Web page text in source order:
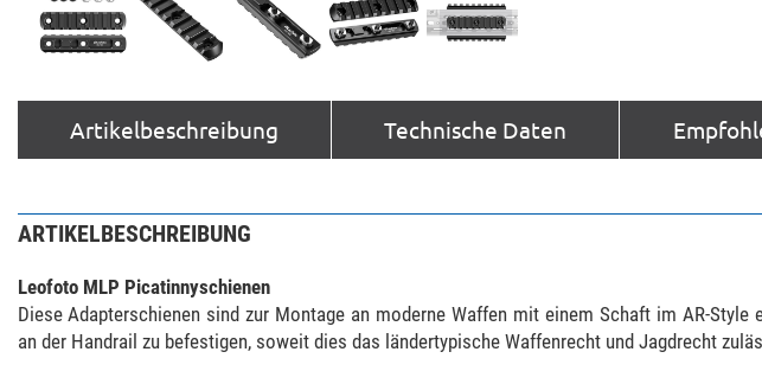
Artikelbeschreibung Technische Daten
ARTIKELBESCHREIBUNG
Leofoto MLP Picatinnyschienen
Diese Adapterschienen sind zur Montage an moderne Waffen mit einem Schaft im AR-
an der Handrail zu befestigen, soweit dies das ländertypische Waffenrecht und Jagdrecht